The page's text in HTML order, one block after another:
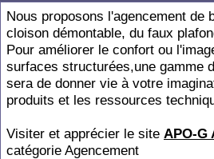
Nous proposons l'agencement de
cloison démontable, du faux
Pour améliorer le confort ou
surfaces structurées,une gamme
sera de donner vie à votre
produits et les ressources
Visiter et apprécier le site APO-G
catégorie Agencement